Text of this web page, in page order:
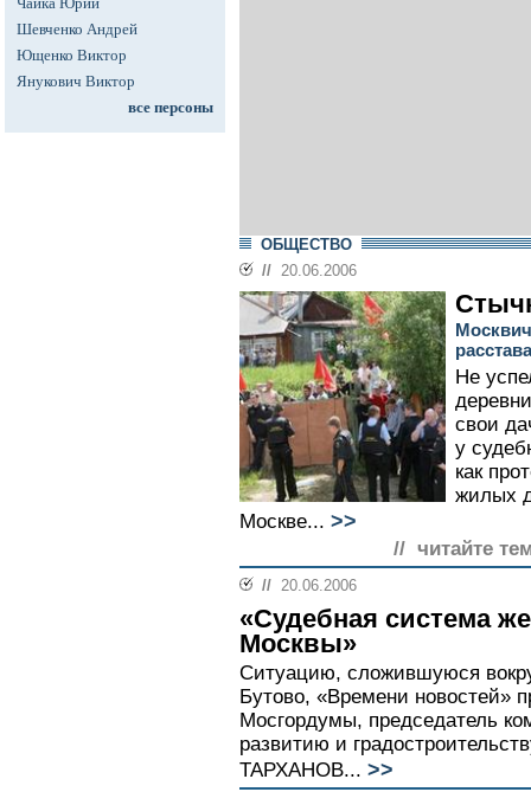
Шевченко Андрей
Ющенко Виктор
Янукович Виктор
все персоны
ОБЩЕСТВО
// 20.06.2006
Не
свои
у
как
жилых
Москве... >>
// читайте
// 20.06.2006
«Судебная система
Москвы»
Ситуацию, сложившуюся
Бутово, «Времени новостей»
Мосгордумы, председатель
развитию и
ТАРХАНОВ... >>